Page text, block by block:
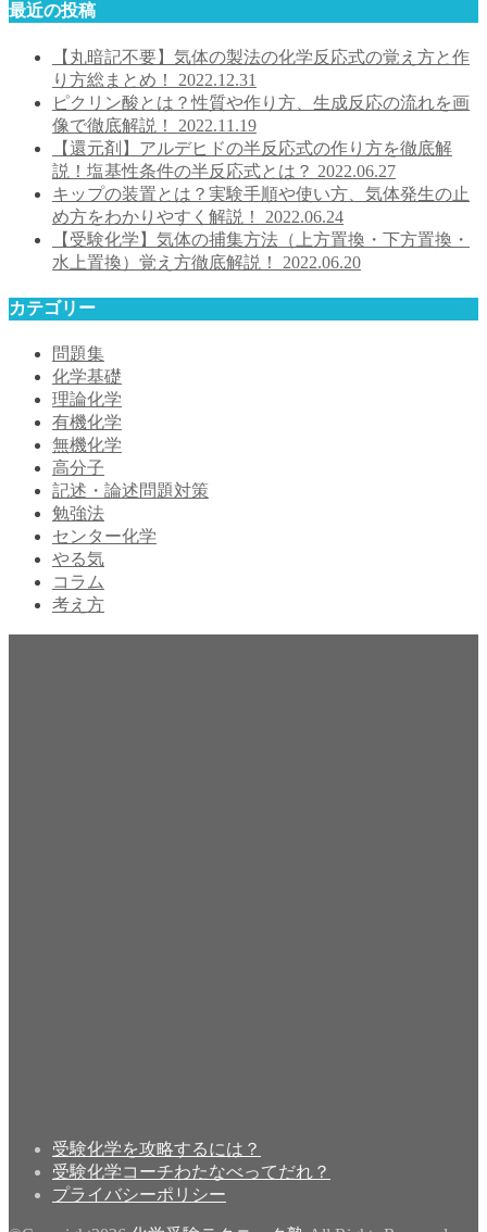
最近の投稿
【丸暗記不要】気体の製法の化学反応式の覚え方と作
り方総まとめ！ 2022.12.31
ピクリン酸とは？性質や作り方、生成反応の流れを画
像で徹底解説！ 2022.11.19
【還元剤】アルデヒドの半反応式の作り方を徹底解
説！塩基性条件の半反応式とは？ 2022.06.27
キップの装置とは？実験手順や使い方、気体発生の止
め方をわかりやすく解説！ 2022.06.24
【受験化学】気体の捕集方法（上方置換・下方置換・
水上置換）覚え方徹底解説！ 2022.06.20
カテゴリー
問題集
化学基礎
理論化学
有機化学
無機化学
高分子
記述・論述問題対策
勉強法
センター化学
やる気
コラム
考え方
受験化学を攻略するには？
受験化学コーチわたなべってだれ？
プライバシーポリシー